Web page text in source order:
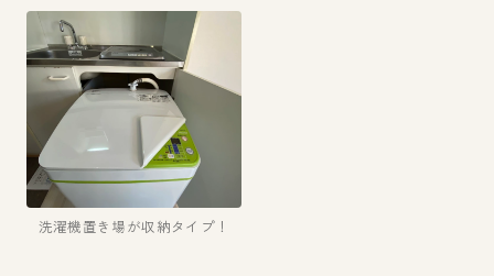
洗濯機置き場が収納タイプ！